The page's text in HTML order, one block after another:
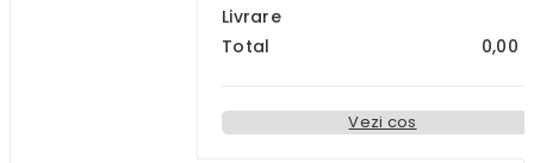
Livrare
Total
0,00
Vezi cos